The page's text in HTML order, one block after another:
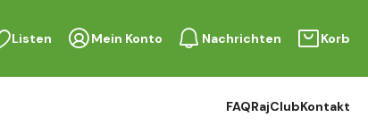
Listen Mein Konto Nachrichten Korb
FAQRajClubKontakt